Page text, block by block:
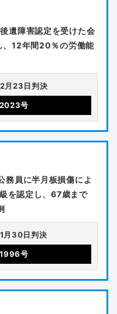
遺障害認定を受けた会
、12年間20％の労働能
月23日判決
号
務員に半月板損傷によ
を認定し、67歳まで
月30日判決
号